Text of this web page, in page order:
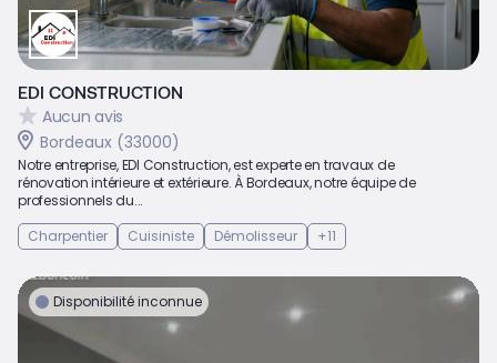
EDI CONSTRUCTION
Aucun avis
Bordeaux (33000)
Notre entreprise, EDI Construction, est experte en travaux de
rénovation intérieure et extérieure. À Bordeaux, notre équipe de
professionnels du...
Charpentier
Cuisiniste Démolisseur +11
Disponibilité inconnue